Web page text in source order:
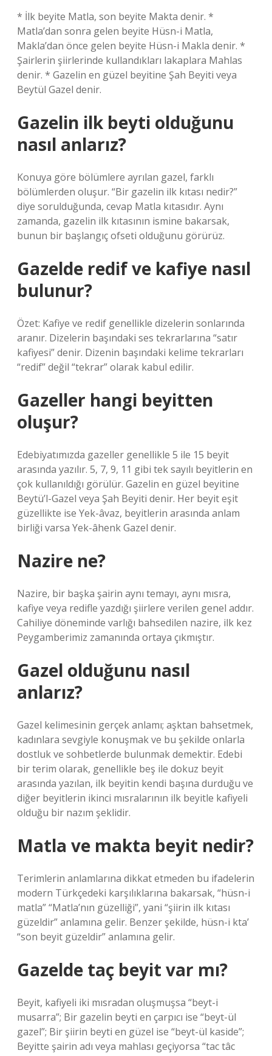
* İlk beyite Matla, son beyite Makta denir. *
Matla’dan sonra gelen beyite Hüsn-i Matla,
Makla’dan önce gelen beyite Hüsn-i Makla denir. *
Şairlerin şiirlerinde kullandıkları lakaplara Mahlas
denir. * Gazelin en güzel beyitine Şah Beyiti veya
Beytül Gazel denir.
Gazelin ilk beyti olduğunu
nasıl anlarız?
Konuya göre bölümlere ayrılan gazel, farklı
bölümlerden oluşur. “Bir gazelin ilk kıtası nedir?”
diye sorulduğunda, cevap Matla kıtasıdır. Aynı
zamanda, gazelin ilk kıtasının ismine bakarsak,
bunun bir başlangıç ​​ofseti olduğunu görürüz.
Gazelde redif ve kafiye nasıl
bulunur?
Özet: Kafiye ve redif genellikle dizelerin sonlarında
aranır. Dizelerin başındaki ses tekrarlarına “satır
kafiyesi” denir. Dizenin başındaki kelime tekrarları
“redif” değil “tekrar” olarak kabul edilir.
Gazeller hangi beyitten
oluşur?
Edebiyatımızda gazeller genellikle 5 ile 15 beyit
arasında yazılır. 5, 7, 9, 11 gibi tek sayılı beyitlerin en
çok kullanıldığı görülür. Gazelin en güzel beyitine
Beytü’l-Gazel veya Şah Beyiti denir. Her beyit eşit
güzellikte ise Yek-âvaz, beyitlerin arasında anlam
birliği varsa Yek-âhenk Gazel denir.
Nazire ne?
Nazire, bir başka şairin aynı temayı, aynı mısra,
kafiye veya redifle yazdığı şiirlere verilen genel addır.
Cahiliye döneminde varlığı bahsedilen nazire, ilk kez
Peygamberimiz zamanında ortaya çıkmıştır.
Gazel olduğunu nasıl
anlarız?
Gazel kelimesinin gerçek anlamı; aşktan bahsetmek,
kadınlara sevgiyle konuşmak ve bu şekilde onlarla
dostluk ve sohbetlerde bulunmak demektir. Edebi
bir terim olarak, genellikle beş ile dokuz beyit
arasında yazılan, ilk beyitin kendi başına durduğu ve
diğer beyitlerin ikinci mısralarının ilk beyitle kafiyeli
olduğu bir nazım şeklidir.
Matla ve makta beyit nedir?
Terimlerin anlamlarına dikkat etmeden bu ifadelerin
modern Türkçedeki karşılıklarına bakarsak, “hüsn-i
matla” “Matla’nın güzelliği”, yani “şiirin ilk kıtası
güzeldir” anlamına gelir. Benzer şekilde, hüsn-i kta’
“son beyit güzeldir” anlamına gelir.
Gazelde taç beyit var mı?
Beyit, kafiyeli iki mısradan oluşmuşsa “beyt-i
musarra”; Bir gazelin beyti en çarpıcı ise “beyt-ül
gazel”; Bir şiirin beyti en güzel ise “beyt-ül kaside”;
Beyitte şairin adı veya mahlası geçiyorsa “tac tâc